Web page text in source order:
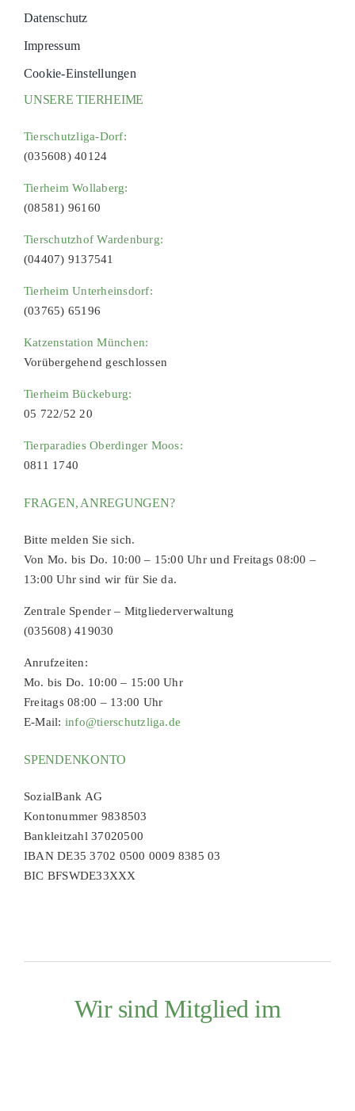
Datenschutz
Impressum
Cookie-Einstellungen
UNSERE TIERHEIME
Tierschutzliga-Dorf:
(035608) 40124
Tierheim Wollaberg:
(08581) 96160
Tierschutzhof Wardenburg:
(04407) 9137541
Tierheim Unterheinsdorf:
(03765) 65196
Katzenstation München:
Vorübergehend geschlossen
Tierheim Bückeburg:
05 722/52 20
Tierparadies Oberdinger Moos:
0811 1740
FRAGEN, ANREGUNGEN?
Bitte melden Sie sich.
Von Mo. bis Do. 10:00 – 15:00 Uhr und Freitags 08:00 –
13:00 Uhr sind wir für Sie da.
Zentrale Spender – Mitgliederverwaltung
(035608) 419030
Anrufzeiten:
Mo. bis Do. 10:00 – 15:00 Uhr
Freitags 08:00 – 13:00 Uhr
E-Mail: info@tierschutzliga.de
SPENDENKONTO
SozialBank AG
Kontonummer 9838503
Bankleitzahl 37020500
IBAN DE35 3702 0500 0009 8385 03
BIC BFSWDE33XXX
Wir sind Mitglied im